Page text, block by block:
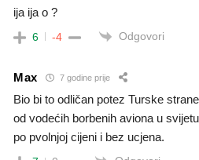
ija ija o ?
6 -4 Odgovori
Max 7 godine prije
Bio bi to odličan potez Turske
od vodećih borbenih aviona u
po pvolnjoj cijeni i bez ucjena.